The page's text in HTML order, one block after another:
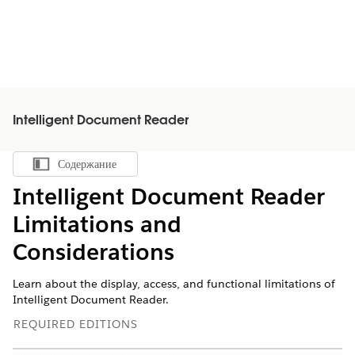
Intelligent Document Reader
Показать содержание
Содержание
Intelligent Document Reader
Limitations and
Considerations
Learn about the display, access, and functional limitations of
Intelligent Document Reader.
REQUIRED EDITIONS